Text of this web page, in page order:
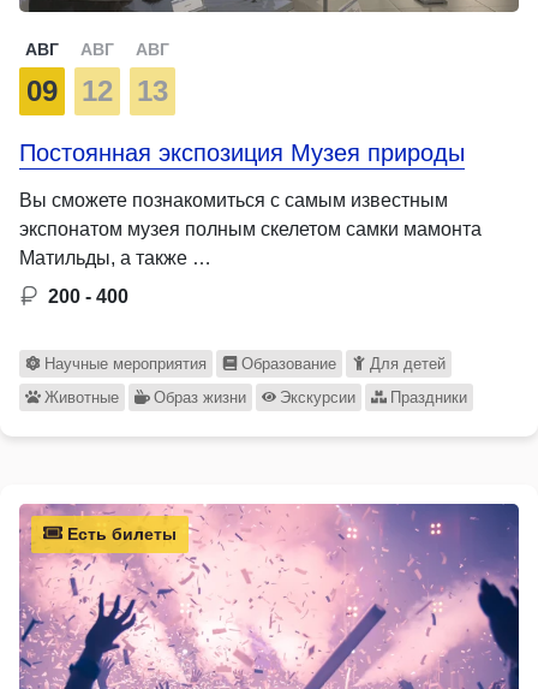
АВГ
09
АВГ
12
АВГ
13
Постоянная экспозиция Музея природы
Вы сможете познакомиться с самым известным
экспонатом музея полным скелетом самки мамонта
Матильды, а также …
200 - 400
Научные мероприятия Образование
Для детей
Животные
Образ жизни Экскурсии Праздники
Есть билеты